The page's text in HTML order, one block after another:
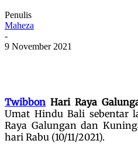
Penulis
Maheza
-
9 November 2021
Twibbon Hari Raya
Umat Hindu Bali sebentar
Raya Galungan dan
hari Rabu (10/11/2021).